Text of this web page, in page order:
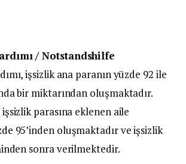
/ Notstandshilfe
işsizlik ana paranın yüzde 92 ile
bir miktarından oluşmaktadır.
parasına eklenen aile
95’inden oluşmaktadır ve işsizlik
sonra verilmektedir.